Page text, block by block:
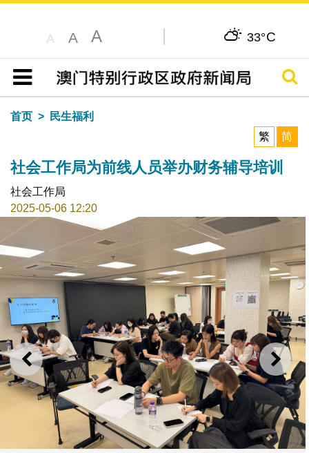
A A A 33°C
目录
搜寻
首页
民生福利
繁
简
社会工作局为前线人员举办财务辅导培训
社会工作局
2025-05-06 12:20
上一则 下一